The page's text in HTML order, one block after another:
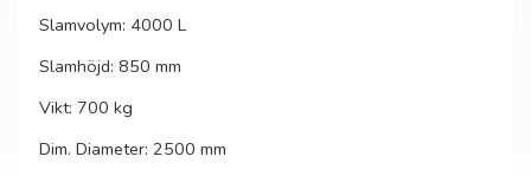
Slamvolym: 4000 L
Slamhöjd: 850 mm
Vikt: 700 kg
Dim. Diameter: 2500 mm